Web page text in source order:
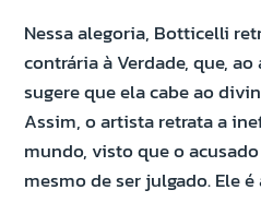
Nessa alegoria, Botticelli
contrária à Verdade, que,
sugere que ela cabe ao
Assim, o artista retrata a
mundo, visto que o
mesmo de ser julgado. Ele